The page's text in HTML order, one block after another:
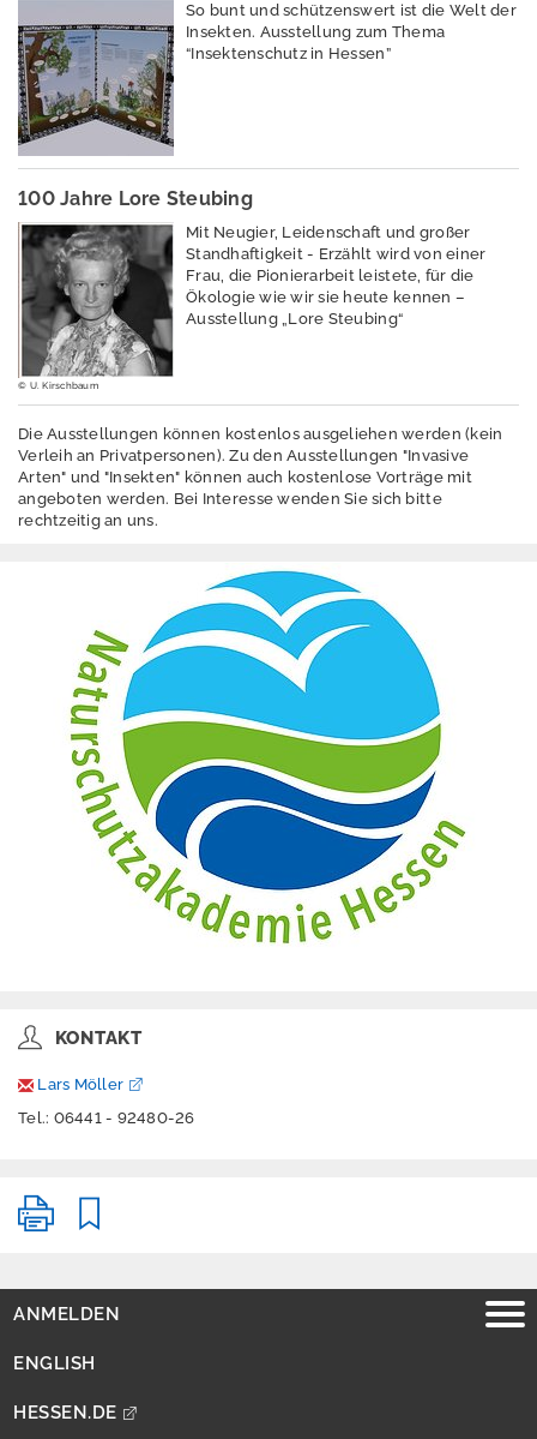
Klimawandel und
Anpassung
Lärm
Luft
Indikatoren
Naturschutz -
Zentrum für
Artenvielfalt
Aktuelles
Tiere und Pflanzen
Vogelschutzwarte
Naturschutzakade
mie
Fortbildungs- und
Veranstaltungsprog
Materialien und
Downloads
Lebensräume und
So bunt und schützenswert ist die Welt der
Insekten. Ausstellung zum Thema
“Insektenschutz in Hessen”
100 Jahre Lore Steubing
© U. Kirschbaum
Mit Neugier, Leidenschaft und großer
Standhaftigkeit - Erzählt wird von einer
Frau, die Pionierarbeit leistete, für die
Ökologie wie wir sie heute kennen –
Ausstellung „Lore Steubing“
Die Ausstellungen können kostenlos ausgeliehen werden (kein
Verleih an Privatpersonen). Zu den Ausstellungen "Invasive
Arten" und "Insekten" können auch kostenlose Vorträge mit
angeboten werden. Bei Interesse wenden Sie sich bitte
rechtzeitig an uns.
KONTAKT
Lars Möller
Tel.: 06441 - 92480-26
ANMELDEN
ENGLISH
HESSEN.DE